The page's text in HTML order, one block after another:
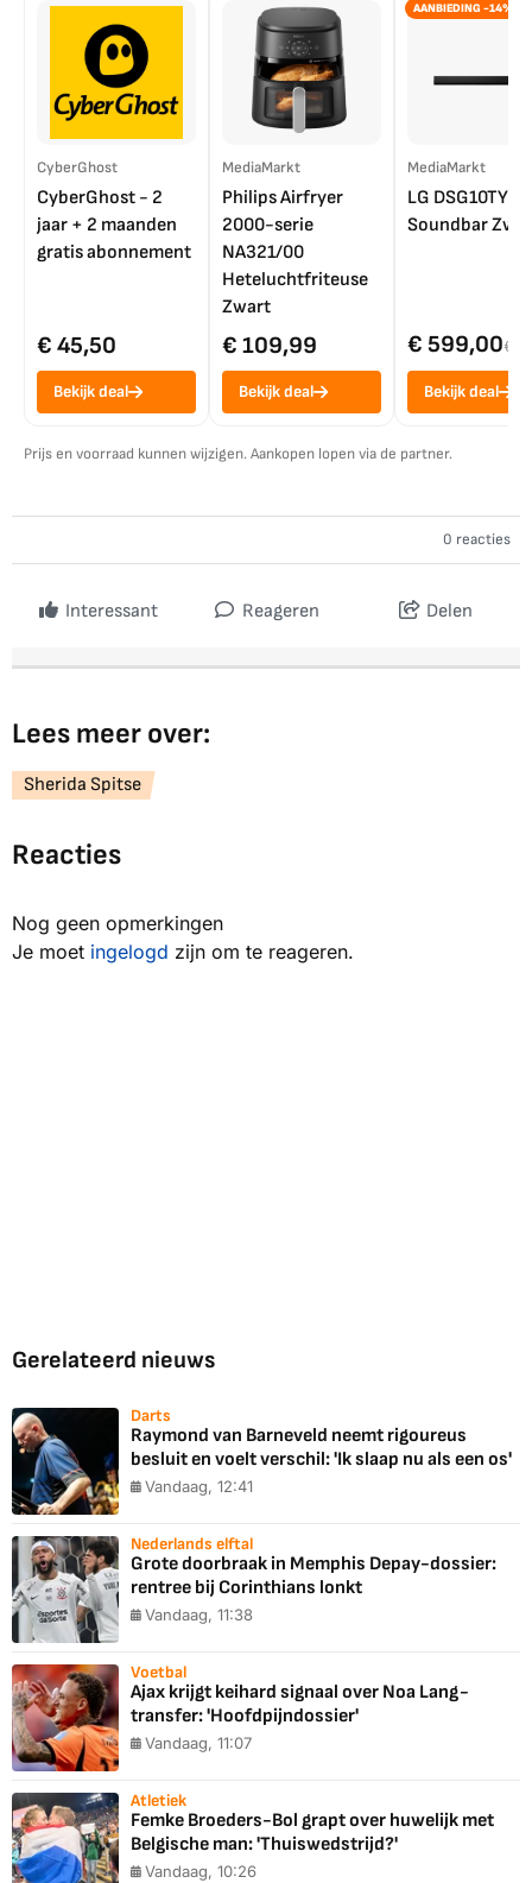
CyberGhost
CyberGhost - 2
jaar + 2 maanden
gratis abonnement
€ 45,50
Bekijk deal
MediaMarkt
Philips Airfryer
2000-serie
NA321/00
Heteluchtfriteuse
Zwart
€ 109,99
Bekijk deal
AANBIEDING -14%
MediaMarkt
LG DSG10TY
Soundbar
€ 599,00€
Bekijk deal
Prijs en voorraad kunnen wijzigen. Aankopen lopen via de partner.
0 reacties
Interessant Reageren Delen
Lees meer over:
Sherida Spitse
Reacties
Nog geen opmerkingen
Je moet ingelogd zijn om te reageren.
Gerelateerd nieuws
Darts
Raymond van Barneveld neemt rigoureus
besluit en voelt verschil: 'Ik slaap nu als een os'
Vandaag, 12:41
Nederlands elftal
Grote doorbraak in Memphis Depay-dossier:
rentree bij Corinthians lonkt
Vandaag, 11:38
Voetbal
Ajax krijgt keihard signaal over Noa Lang-
transfer: 'Hoofdpijndossier'
Vandaag, 11:07
Atletiek
Femke Broeders-Bol grapt over huwelijk met
Belgische man: 'Thuiswedstrijd?'
Vandaag, 10:26